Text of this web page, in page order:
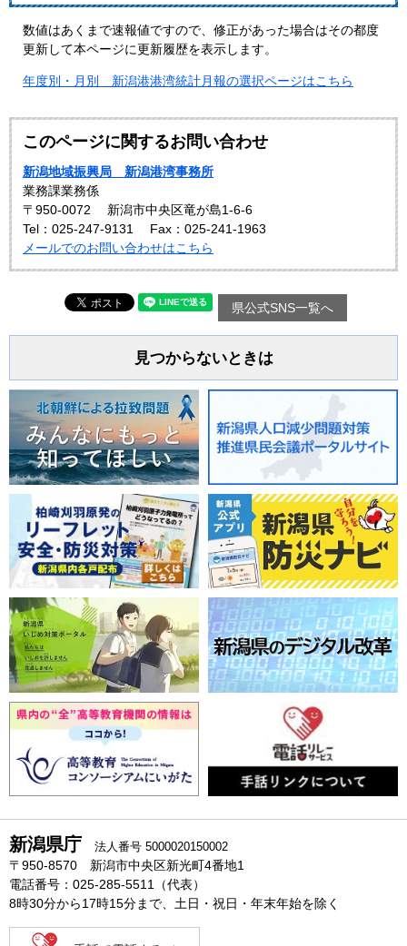
数値はあくまで速報値ですので、修正があった場合はその都度
更新して本ページに更新履歴を表示します。
年度別・月別 新潟港港湾統計月報の選択ページはこちら
このページに関するお問い合わせ
新潟地域振興局 新潟港湾事務所
業務課業務係
〒950-0072
新潟市中央区竜が島1-6-6
Tel：025-247-9131
Fax：025-241-1963
メールでのお問い合わせはこちら
県公式SNS一覧へ
見つからないときは
新潟県庁 法人番号 5000020150002
〒950-8570 新潟市中央区新光町4番地1
電話番号：025-285-5511（代表）
8時30分から17時15分まで、土日・祝日・年末年始を除く